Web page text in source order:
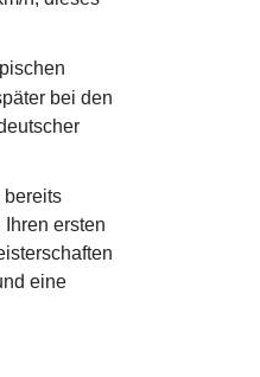
bei den
bereits
ersten
eine